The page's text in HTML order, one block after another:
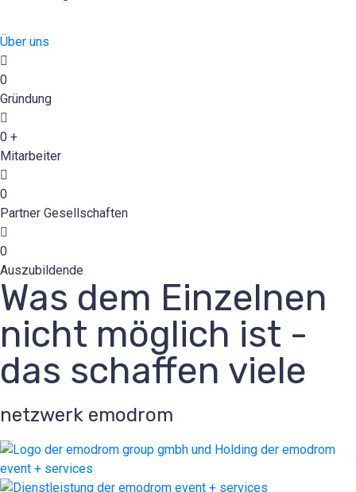
Über uns
0
Gründung
0 +
Mitarbeiter
0
Partner Gesellschaften
0
Auszubildende
Was dem Einzelnen
nicht möglich ist -
das schaffen viele
netzwerk emodrom